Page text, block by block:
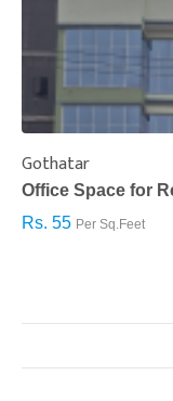
Gothatar
Office Space for
Rs. 55 Per Sq.Feet